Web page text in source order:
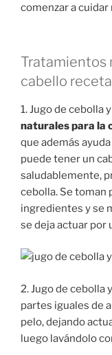
comenzar a
Tratamientos
cabello
1. Jugo de cebolla
naturales para la
que además
puede tener un
saludablemente,
cebolla. Se toman
ingredientes y se
se deja actuar por
2. Jugo de cebolla
partes iguales de
pelo, dejando
luego lavándolo